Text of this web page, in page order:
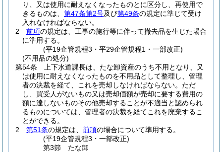
り、又は使用に耐えなくなったものとに区分し、再使用で
きるものは、 第47条第2号及び第49条の規定に準じて受け
入れなければならない。
2
前項の規定は、工事の施行等に伴って撤去品を生じた場合
に準用する。
(平19企管規程3・平29企管規程1・一部改正)
(不用品の処分)
第54条
上下水道課長は、たな卸資産のうち不用となり、又
は使用に耐えなくなったものを不用品として整理し、管理
者の決裁を経て、これを売却しなければならない。 ただ
し、買受人がないもの又は売却価額が売却に要する費用の
額に達しないものその他売却することが不適当と認められ
るものについては、管理者の決裁を経てこれを廃棄するこ
とができる。
2
第51条の規定は、 前項の場合について準用する。
(平19企管規程3・一部改正)
第3節
たな卸